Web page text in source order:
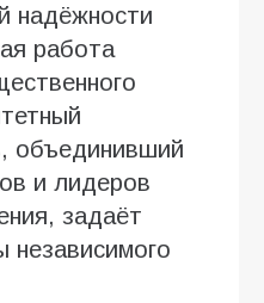
надёжности
работа
объединивший
и лидеров
задаёт
независимого